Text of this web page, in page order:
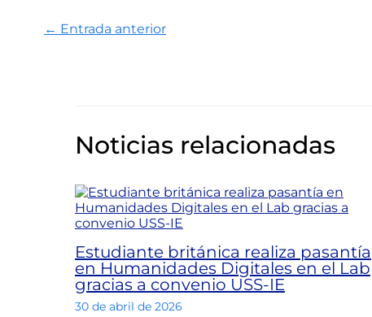
← Entrada anterior
Noticias relacionadas
Estudiante británica realiza pasantía
en Humanidades Digitales en el Lab
gracias a convenio USS-IE
30 de abril de 2026